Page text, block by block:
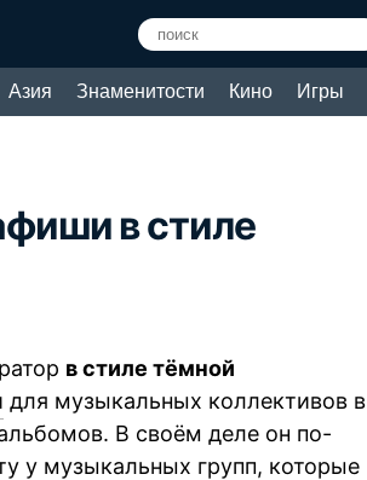
Азия Знаменитости Кино Игры
в стиле
в стиле тёмной
для музыкальных коллективов в
В своём деле он по-
у музыкальных групп, которые